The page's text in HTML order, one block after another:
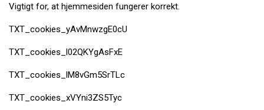
Vigtigt for, at hjemmesiden fungerer korrekt.
TXT_cookies_yAvMnwzgE0cU
TXT_cookies_l02QKYgAsFxE
TXT_cookies_lM8vGm5SrTLc
TXT_cookies_xVYni3ZS5Tyc